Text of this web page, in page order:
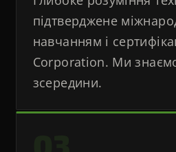
підтверджене
навчанням і
Corporation. Ми знаємо
зсередини.